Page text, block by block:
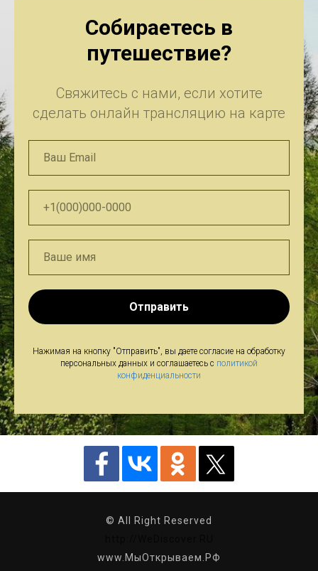
Собираетесь в
путешествие?
Свяжитесь с нами, если хотите
сделать онлайн трансляцию на карте
Отправить
Нажимая на кнопку "Отправить", вы даете согласие на обработку
персональных данных и соглашаетесь c политикой
конфиденциальности
© All Right Reserved
www.МыОткрываем.РФ